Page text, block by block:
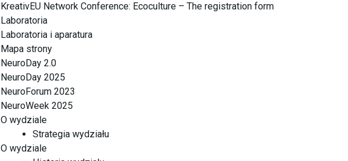
KreativEU Network Conference: Ecoculture – The registration form
Laboratoria
Laboratoria i aparatura
Mapa strony
NeuroDay 2.0
NeuroDay 2025
NeuroForum 2023
NeuroWeek 2025
O wydziale
Strategia wydziału
O wydziale